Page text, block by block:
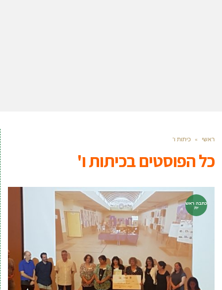
ראשי » כיתות ו'
כל הפוסטים בכיתות ו'
כתבה ראש
ית